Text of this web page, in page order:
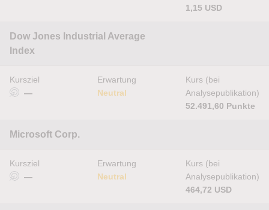
1,15 USD
Dow Jones Industrial Average
Index
Kursziel
—
Erwartung
Neutral
Kurs (bei
Analysepublikation)
52.491,60 Punkte
Microsoft Corp.
Kursziel
—
Erwartung
Neutral
Kurs (bei
Analysepublikation)
464,72 USD